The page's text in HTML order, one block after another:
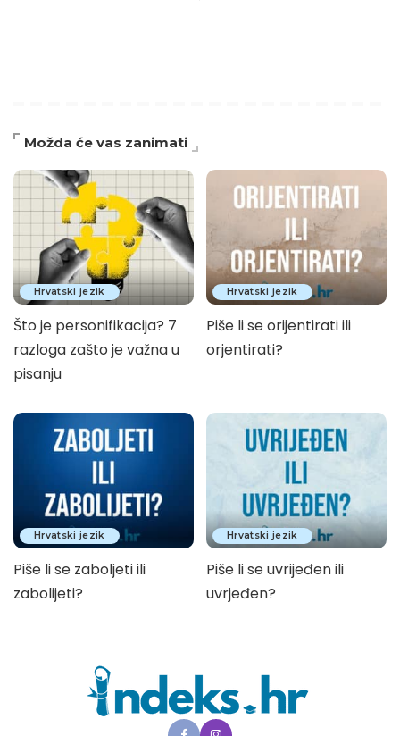
Možda će vas zanimati
Hrvatski jezik
Što je personifikacija? 7
razloga zašto je važna u
pisanju
Hrvatski jezik
Piše li se orijentirati ili
orjentirati?
Hrvatski jezik
Piše li se zaboljeti ili
zabolijeti?
Hrvatski jezik
Piše li se uvrijeđen ili
uvrjeđen?